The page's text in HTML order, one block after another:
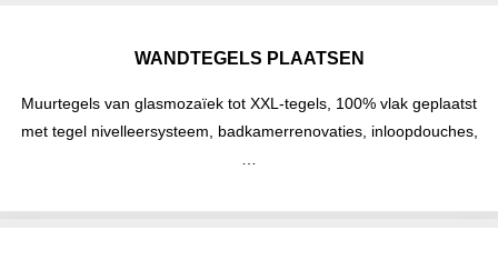
WANDTEGELS PLAATSEN
Muurtegels van glasmozaïek tot XXL-tegels, 100% vlak geplaatst
met tegel nivelleersysteem, badkamerrenovaties, inloopdouches,